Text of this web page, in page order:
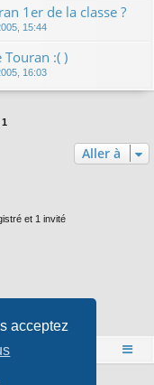
acceptez
1er de la classe ?
15:44
Touran :( )
16:03
1
Aller à
et 1 invité
phpBB Limited